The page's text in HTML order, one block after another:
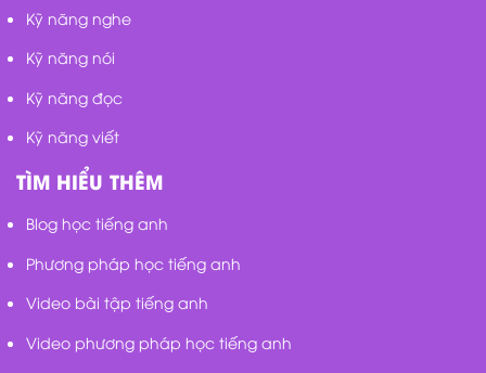
Kỹ năng nghe
Kỹ năng nói
Kỹ năng đọc
Kỹ năng viết
TÌM HIỂU THÊM
Blog học tiếng anh
Phương pháp học tiếng anh
Video bài tập tiếng anh
Video phương pháp học tiếng anh